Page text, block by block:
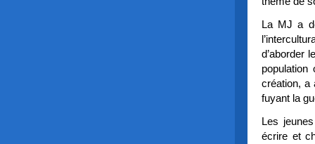
La MJ a
d’aborder
population
création, a
fuyant la
Les
écrire et